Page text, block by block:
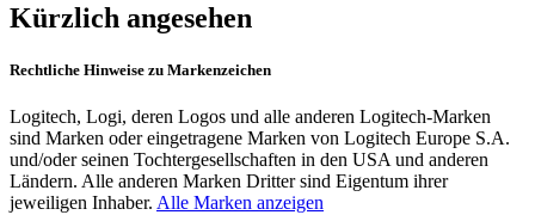
Kürzlich angesehen
Rechtliche Hinweise zu Markenzeichen
Logitech, Logi, deren Logos und alle anderen Logitech-Marken
sind Marken oder eingetragene Marken von Logitech Europe S.A.
und/oder seinen Tochtergesellschaften in den USA und anderen
Ländern. Alle anderen Marken Dritter sind Eigentum ihrer
jeweiligen Inhaber. Alle Marken anzeigen